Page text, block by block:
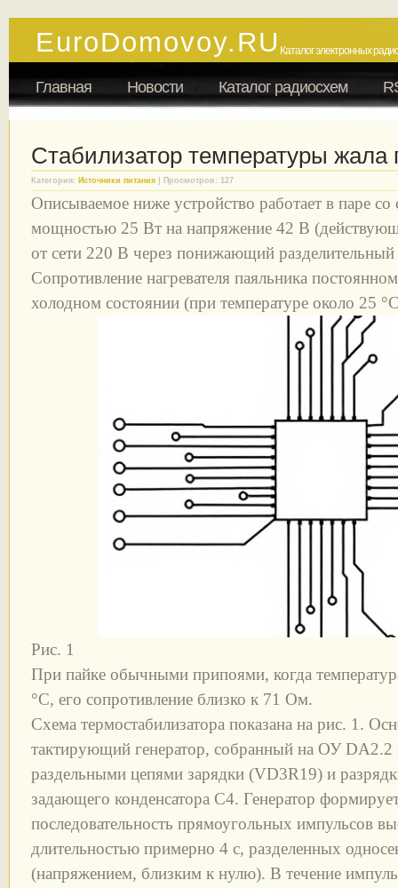
EuroDomovoy.RU Каталог электронных
Главная Новости Каталог радиосхем
Стабилизатор температуры жала
Категория: Источники питания | Просмотров: 127
Описываемое ниже устройство работает в паре
мощностью 25 Вт на напряжение 42 В
от сети 220 В через понижающий
Сопротивление нагревателя паяльника
холодном состоянии (при температуре около 25
Рис. 1
При пайке обычными припоями, когда
°С, его сопротивление близко к 71 Ом.
Схема термостабилизатора показана на рис. 1.
тактирующий генератор, собранный на ОУ DA2.2
раздельными цепями зарядки (VD3R19) и
задающего конденсатора С4. Генератор
последовательность прямоугольных импульсов
длительностью примерно 4 с, разделенных
(напряжением, близким к нулю). В течение